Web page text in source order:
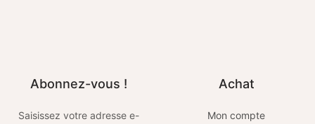
Abonnez-vous !
Saisissez votre adresse e-
Achat
Mon compte